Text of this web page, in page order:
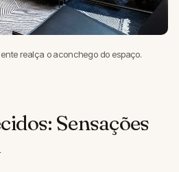
realça o aconchego do espaço.
Sensações